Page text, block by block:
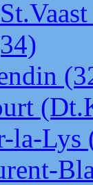
la-Lys